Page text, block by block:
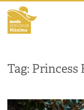
Tag: Princess